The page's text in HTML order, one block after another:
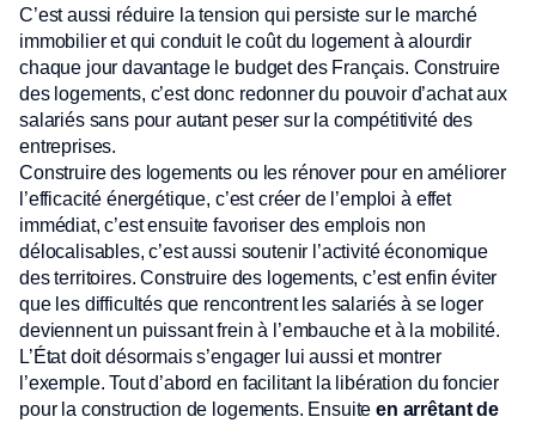
C’est aussi réduire la tension qui persiste sur le marché
immobilier et qui conduit le coût du logement à alourdir
chaque jour davantage le budget des Français. Construire
des logements, c’est donc redonner du pouvoir d’achat aux
salariés sans pour autant peser sur la compétitivité des
entreprises.
Construire des logements ou les rénover pour en améliorer
l’efficacité énergétique, c’est créer de l’emploi à effet
immédiat, c’est ensuite favoriser des emplois non
délocalisables, c’est aussi soutenir l’activité économique
des territoires. Construire des logements, c’est enfin éviter
que les difficultés que rencontrent les salariés à se loger
deviennent un puissant frein à l’embauche et à la mobilité.
L’État doit désormais s’engager lui aussi et montrer
l’exemple. Tout d’abord en facilitant la libération du foncier
pour la construction de logements. Ensuiteen arrêtant de